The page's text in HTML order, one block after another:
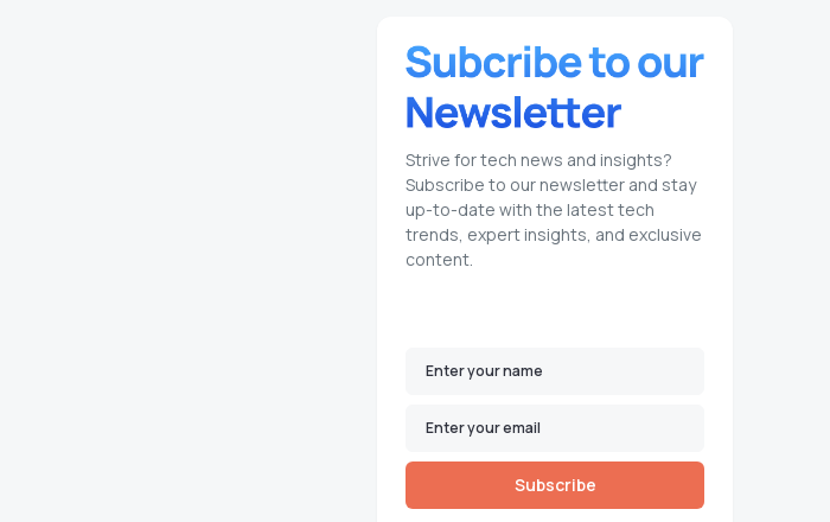
Strive for tech news and insights?
Subscribe to our newsletter and stay
up-to-date with the latest tech
trends, expert insights, and exclusive
content.
Subscribe